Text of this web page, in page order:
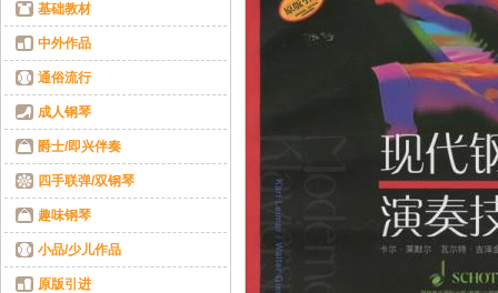
基础教材
中外作品
通俗流行
成人钢琴
爵士/即兴伴奏
四手联弹/双钢琴
趣味钢琴
小品/少儿作品
原版引进